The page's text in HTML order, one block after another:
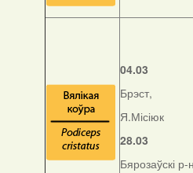
04.03
Брэст,
Я.Місіюк
28.03
Бярозаўскі р-